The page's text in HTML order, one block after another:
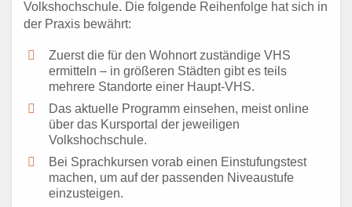
Volkshochschule. Die folgende Reihenfolge hat sich in
der Praxis bewährt:
Zuerst die für den Wohnort zuständige VHS
ermitteln – in größeren Städten gibt es teils
mehrere Standorte einer Haupt-VHS.
Das aktuelle Programm einsehen, meist online
über das Kursportal der jeweiligen
Volkshochschule.
Bei Sprachkursen vorab einen Einstufungstest
machen, um auf der passenden Niveaustufe
einzusteigen.